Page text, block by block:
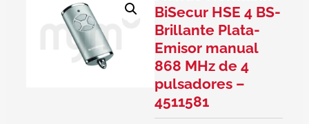
BiSecur HSE 4 BS-
Brillante Plata-
Emisor manual
868 MHz de 4
pulsadores –
4511581